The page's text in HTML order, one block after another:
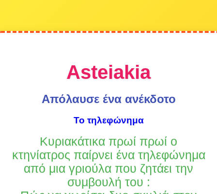
Asteiakia
Απόλαυσε ένα ανέκδοτο
Το τηλεφώνημα
Κυριακάτικα πρωί πρωί ο
κτηνίατρος παίρνει ένα τηλεφώνημα
από μια γριούλα που ζητάει την
συμβουλή του :